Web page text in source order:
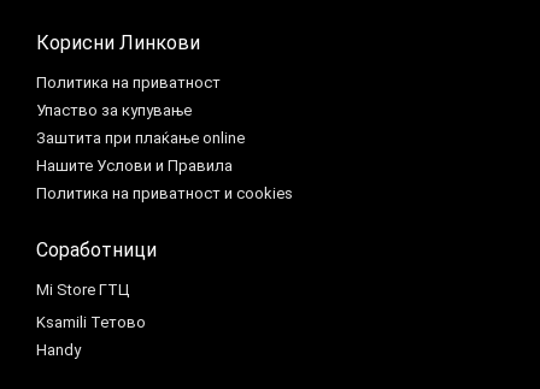
Корисни Линкови
Политика на приватност
Упаство за купување
Заштита при плаќање online
Нашите Услови и Правила
Политика на приватност и cookies
Соработници
Mi Store ГТЦ
Ksamili Тетово
Handy